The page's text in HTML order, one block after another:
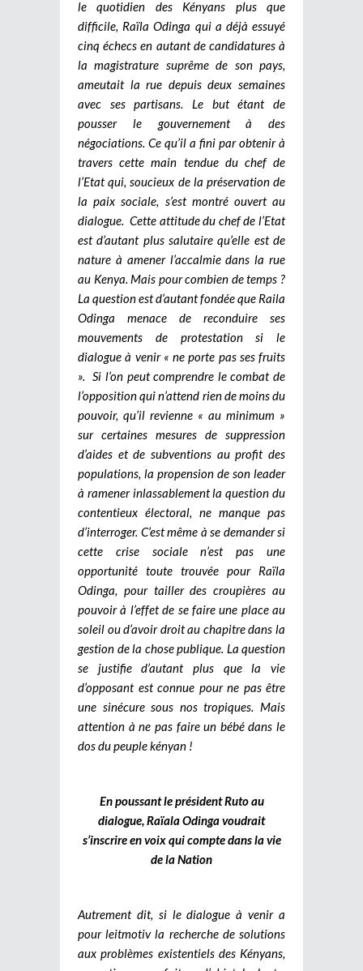
le quotidien des Kényans plus que
difficile, Raïla Odinga qui a déjà essuyé
cinq échecs en autant de candidatures à
la magistrature suprême de son pays,
ameutait la rue depuis deux semaines
avec ses partisans. Le but étant de
pousser le gouvernement à des
négociations. Ce qu’il a fini par obtenir à
travers cette main tendue du chef de
l’Etat qui, soucieux de la préservation de
la paix sociale, s’est montré ouvert au
dialogue. Cette attitude du chef de l’Etat
est d’autant plus salutaire qu’elle est de
nature à amener l’accalmie dans la rue
au Kenya. Mais pour combien de temps ?
La question est d’autant fondée que Raila
Odinga menace de reconduire ses
mouvements de protestation si le
dialogue à venir « ne porte pas ses fruits
». Si l’on peut comprendre le combat de
l’opposition qui n’attend rien de moins du
pouvoir, qu’il revienne « au minimum »
sur certaines mesures de suppression
d’aides et de subventions au profit des
populations, la propension de son leader
à ramener inlassablement la question du
contentieux électoral, ne manque pas
d’interroger. C’est même à se demander si
cette crise sociale n’est pas une
opportunité toute trouvée pour Raïla
Odinga, pour tailler des croupières au
pouvoir à l’effet de se faire une place au
soleil ou d’avoir droit au chapitre dans la
gestion de la chose publique. La question
se justifie d’autant plus que la vie
d’opposant est connue pour ne pas être
une sinécure sous nos tropiques. Mais
attention à ne pas faire un bébé dans le
dos du peuple kényan !
En poussant le président Ruto au
dialogue, Raïala Odinga voudrait
s’inscrire en voix qui compte dans la vie
de la Nation
Autrement dit, si le dialogue à venir a
pour leitmotiv la recherche de solutions
aux problèmes existentiels des Kényans,